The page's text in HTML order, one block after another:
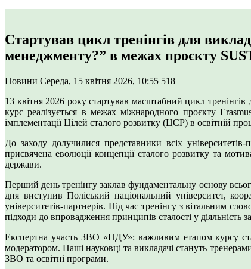
Стартував цикл тренінгів для
менеджменту?” в межах проєкту
Новини Середа, 15 квітня 2026, 10:55 518
13 квітня 2026 року стартував масштабний цикл
курс реалізується в межах міжнародного проєкту
імплементації Цілей сталого розвитку (ЦСР) в освітній
До заходу долучилися представники всіх
присвячена еволюції концепції сталого розвитку та
держави.
Перший день тренінгу заклав фундаментальну основу
дня виступив Поліський національний університет,
університетів-партнерів. Під час тренінгу з вітальним
підходи до впровадження принципів сталості у діяльність
Експертна участь ЗВО «ПДУ»: важливим етапом курсу
модератором. Наші науковці та викладачі стануть
ЗВО та освітні програми.